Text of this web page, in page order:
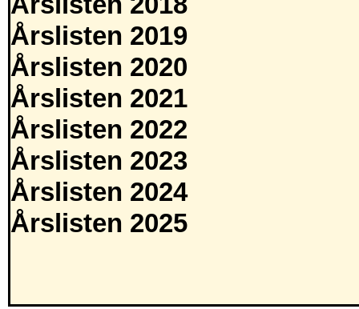
Årslisten 2019
Årslisten 2020
Årslisten 2021
Årslisten 2022
Årslisten 2023
Årslisten 2024
Årslisten 2025